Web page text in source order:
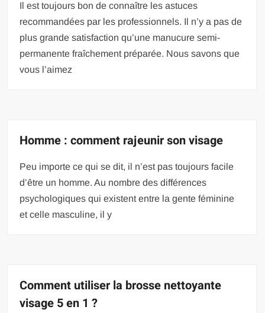
Il est toujours bon de connaître les astuces
recommandées par les professionnels. Il n’y a pas de
plus grande satisfaction qu’une manucure semi-
permanente fraîchement préparée. Nous savons que
vous l’aimez
Homme : comment rajeunir son visage
Peu importe ce qui se dit, il n’est pas toujours facile
d’être un homme. Au nombre des différences
psychologiques qui existent entre la gente féminine
et celle masculine, il y
Comment utiliser la brosse nettoyante
visage 5 en 1 ?